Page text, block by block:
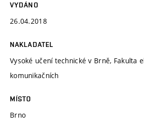
VYDÁNO
26.04.2018
NAKLADATEL
Vysoké učení technické v Brně, Fakulta
komunikačních
MÍSTO
Brno